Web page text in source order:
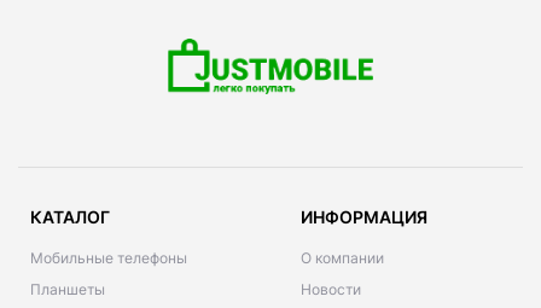
КАТАЛОГ
Мобильные телефоны
Планшеты
ИНФОРМАЦИЯ
О компании
Новости